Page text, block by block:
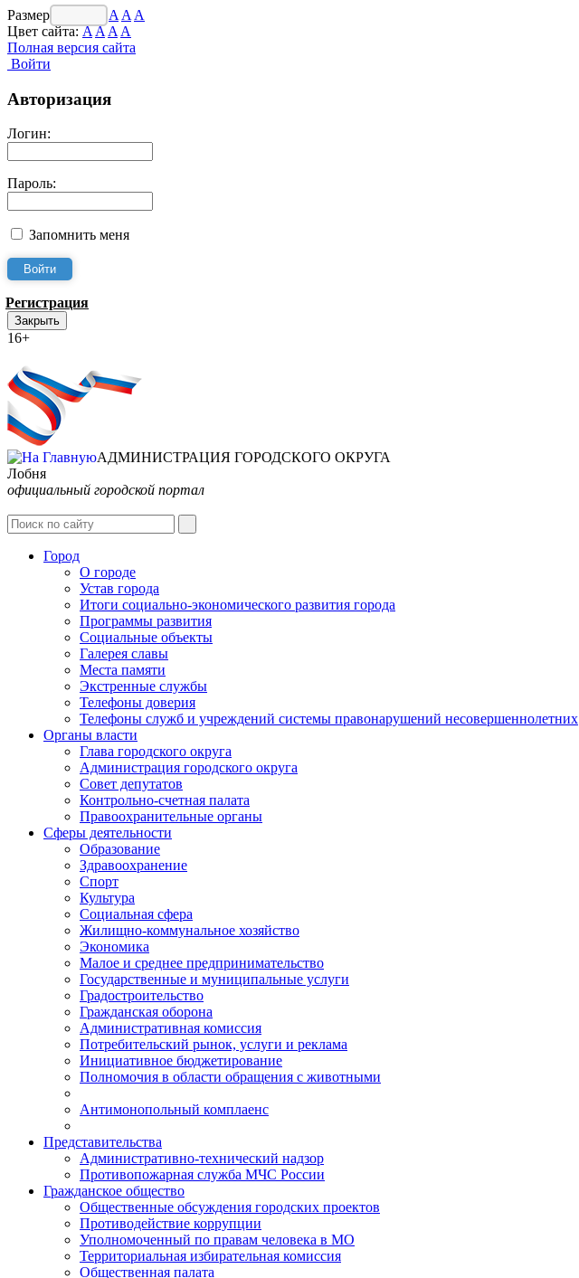
Размер шрифта: A A A
Цвет сайта:AA A A
Полная версия сайта
Войти
Авторизация
Логин:
Пароль:
Запомнить меня
Регистрация
Закрыть
16+
АДМИНИСТРАЦИЯ ГОРОДСКОГО ОКРУГА
Лобня
официальный городской портал
Город
О городе
Устав города
Итоги социально-экономического развития города
Программы развития
Социальные объекты
Галерея славы
Места памяти
Экстренные службы
Телефоны доверия
Телефоны служб и учреждений системы правонарушений несовершеннолетних
Органы власти
Глава городского округа
Администрация городcкого округа
Совет депутатов
Контрольно-счетная палата
Правоохранительные органы
Сферы деятельности
Образование
Здравоохранение
Спорт
Культура
Социальная сфера
Жилищно-коммунальное хозяйство
Экономика
Малое и среднее предпринимательство
Государственные и муниципальные услуги
Градостроительство
Гражданская оборона
Административная комиссия
Потребительский рынок, услуги и реклама
Инициативное бюджетирование
Полномочия в области обращения с животными
Антимонопольный комплаенс
Представительства
Административно-технический надзор
Противопожарная служба МЧС России
Гражданское общество
Общественные обсуждения городских проектов
Противодействие коррупции
Уполномоченный по правам человека в МО
Территориальная избирательная комиссия
Общественная палата